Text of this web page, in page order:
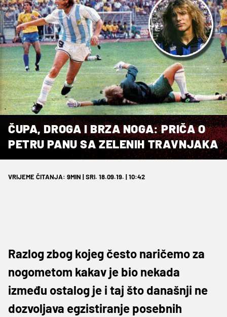
ČUPA, DROGA I BRZA NOGA: PRIČA O
PETRU PANU SA ZELENIH TRAVNJAKA
VRIJEME ČITANJA: 9MIN | SRI. 18.09.19. | 10:42
Razlog zbog kojeg često naričemo za
nogometom kakav je bio nekada
između ostalog je i taj što današnji ne
dozvoljava egzistiranje posebnih